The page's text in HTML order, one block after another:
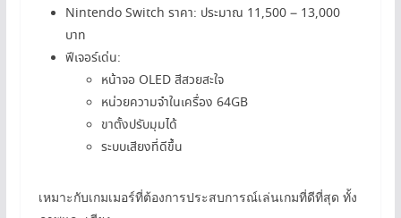
Nintendo Switch ราคา: ประมาณ 11,500 – 13,000
บาท
ฟีเจอร์เด่น:
หน้าจอ OLED สีสวยสะใจ
หน่วยความจำในเครื่อง 64GB
ขาตั้งปรับมุมได้
ระบบเสียงที่ดีขึ้น
เหมาะกับเกมเมอร์ที่ต้องการประสบการณ์เล่นเกมที่ดีที่สุด ทั้ง